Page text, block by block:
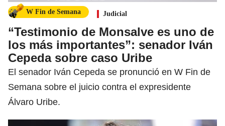
W Fin de Semana Judicial
“Testimonio de Monsalve es uno de
los más importantes”: senador Iván
Cepeda sobre caso Uribe
El senador Iván Cepeda se pronunció en W Fin de
Semana sobre el juicio contra el expresidente
Álvaro Uribe.